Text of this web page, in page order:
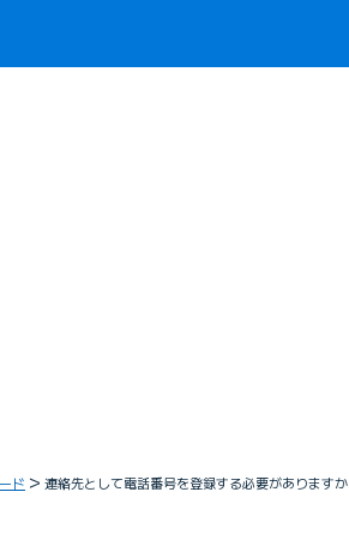
ド 連絡先として電話番号を登録する必要がありますか